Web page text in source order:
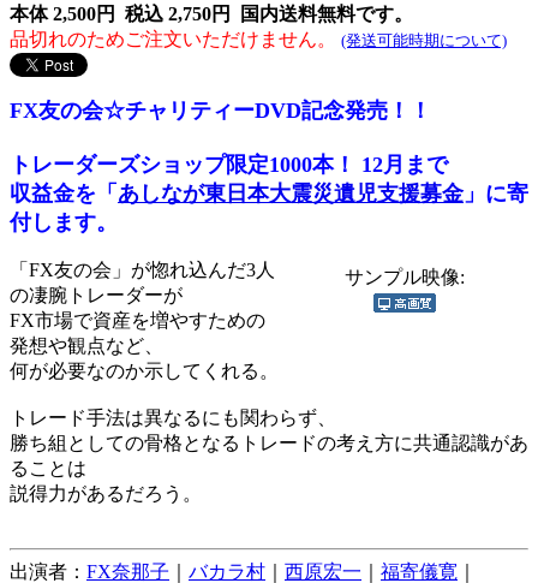
本体 2,500円 税込 2,750円
国内送料無料です。
品切れのためご注文いただけません。
(発送可能時期について)
FX友の会☆チャリティーDVD記念発売！！
トレーダーズショップ限定1000本！ 12月まで
収益金を「 あしなが東日本大震災遺児支援募金」に寄
付します。
サンプル映像:
「FX友の会」が惚れ込んだ3人
の凄腕トレーダーが
FX市場で資産を増やすための
発想や観点など、
何が必要なのか示してくれる。
トレード手法は異なるにも関わらず、
勝ち組としての骨格となるトレードの考え方に共通認識があ
ることは
説得力があるだろう。
出演者： FX奈那子 バカラ村 西原宏一 福寄儀寛